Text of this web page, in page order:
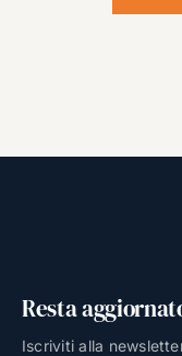
Resta
Iscriviti alla